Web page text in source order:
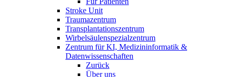
Stroke Unit
Traumazentrum
Transplantationszentrum
Wirbelsäulenspezialzentrum
Zentrum für KI, Medizininformatik &
Datenwissenschaften
Zurück
Über uns